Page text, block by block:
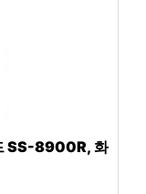
SS-8900R, 화